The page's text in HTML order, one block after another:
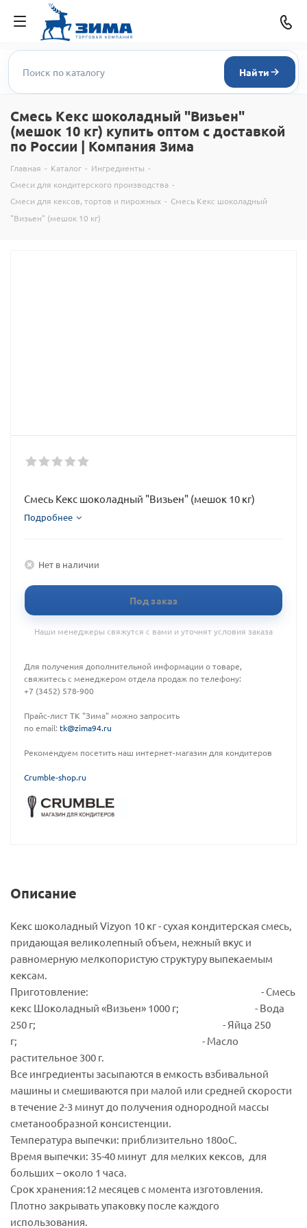
Найти
Смесь Кекс шоколадный "Визьен"
(мешок 10 кг) купить оптом с доставкой
по России | Компания Зима
Главная - Каталог - Ингредиенты -
Смеси для кондитерского производства -
Смеси для кексов, тортов и пирожных - Смесь Кекс шоколадный
"Визьен" (мешок 10 кг)
Смесь Кекс шоколадный "Визьен" (мешок 10 кг)
Подробнее
Нет в наличии
Под заказ
Наши менеджеры свяжутся с вами и уточнят условия заказа
Для получения дополнительной информации о товаре,
свяжитесь с менеджером отдела продаж по телефону:
+7 (3452) 578-900
Прайс-лист ТК "Зима" можно запросить
по email: tk@zima94.ru
Рекомендуем посетить наш интернет-магазин для кондитеров
Crumble-shop.ru
Описание
Кекс шоколадный Vizyon 10 кг - сухая кондитерская смесь,
придающая великолепный объем, нежный вкус и
равномерную мелкопористую структуру выпекаемым
кексам.
Приготовление: - Смесь
кекс Шоколадный «Визьен» 1000 г; - Вода
250 г; - Яйца 250
г; - Масло
растительное 300 г.
Все ингредиенты засыпаются в емкость взбивальной
машины и смешиваются при малой или средней скорости
в течение 2-3 минут до получения однородной массы
сметанообразной консистенции.
Температура выпечки: приблизительно 180оС.
Время выпечки: 35-40 минут для мелких кексов, для
больших – около 1 часа.
Срок хранения:12 месяцев с момента изготовления.
Плотно закрывать упаковку после каждого
использования.